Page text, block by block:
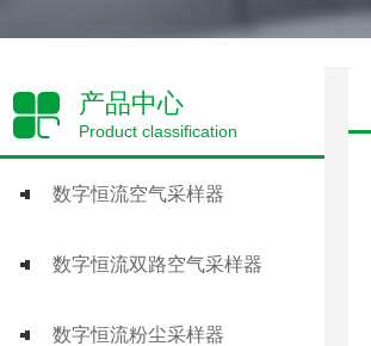
产品中心
Product classification
数字恒流空气采样器
数字恒流双路空气采样器
数字恒流粉尘采样器